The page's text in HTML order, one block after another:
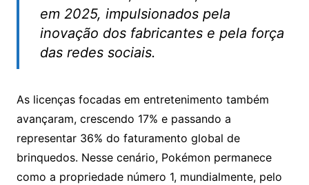
em 2025, impulsionados pela
inovação dos fabricantes e pela força
das redes sociais.
As licenças focadas em entretenimento também
avançaram, crescendo 17% e passando a
representar 36% do faturamento global de
brinquedos. Nesse cenário, Pokémon permanece
como a propriedade número 1, mundialmente, pelo